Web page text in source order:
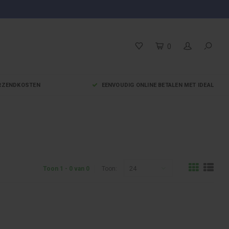
0
EENVOUDIG ONLINE BETALEN MET IDEAL
Toon 1 - 0 van 0 Toon: 24